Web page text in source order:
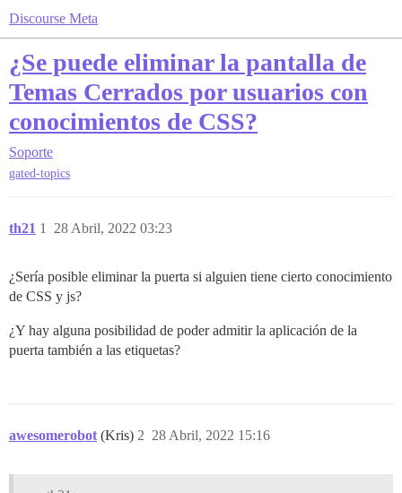
Discourse Meta
¿Se puede eliminar la pantalla de
Temas Cerrados por usuarios con
conocimientos de CSS?
Soporte
gated-topics
th21 28 Abril, 2022 03:23
1
¿Sería posible eliminar la puerta si alguien tiene cierto conocimiento
de CSS y js?
¿Y hay alguna posibilidad de poder admitir la aplicación de la
puerta también a las etiquetas?
awesomerobot (Kris) 28 Abril, 2022 15:16
2